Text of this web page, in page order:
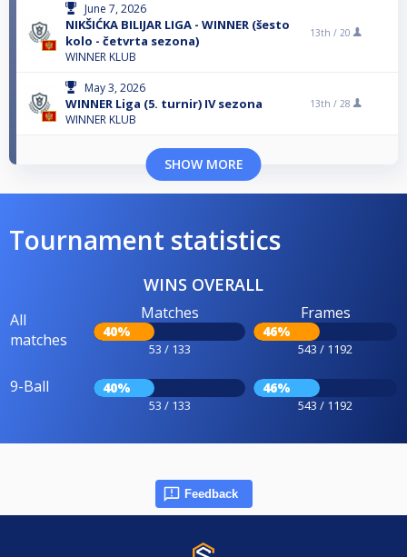
June 7, 2026
NIKŠIĆKA BILIJAR LIGA - WINNER (šesto
kolo - četvrta sezona)
WINNER KLUB
13th / 20
May 3, 2026
WINNER Liga (5. turnir) IV sezona
WINNER KLUB
13th / 28
SHOW MORE
Tournament statistics
WINS OVERALL
All
matches
Matches
40%
53 / 133
Frames
46%
543 / 1192
9-Ball 40%
53 / 133
46%
543 / 1192
Feedback